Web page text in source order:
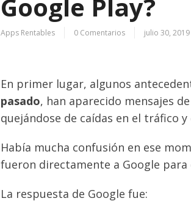
Google Play?
Apps Rentables 0 Comentarios julio 30, 2019
En primer lugar, algunos
pasado, han aparecido mensajes
quejándose de caídas en el tráfico y
Había mucha confusión en ese
fueron directamente a Google
La respuesta de Google fue: